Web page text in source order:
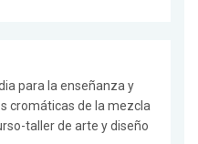
para la enseñanza y
cromáticas de la mezcla
taller de arte y diseño